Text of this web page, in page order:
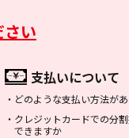
い
支払いについて
・ どのような支払い方法が
・ クレジットカードでの分
できますか